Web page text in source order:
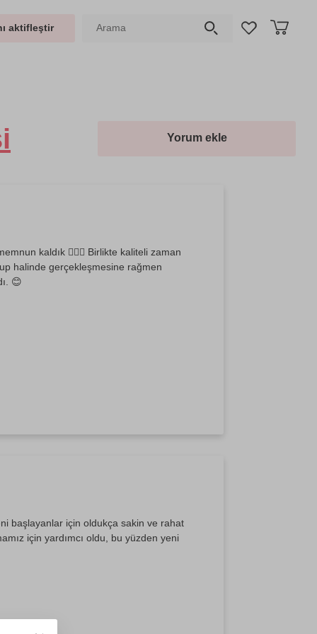
aktifleştir
Yorum ekle
kaldık 🧘‍♀️✨ Birlikte kaliteli zaman
halinde gerçekleşmesine rağmen
😊
başlayanlar için oldukça sakin ve rahat
için yardımcı oldu, bu yüzden yeni